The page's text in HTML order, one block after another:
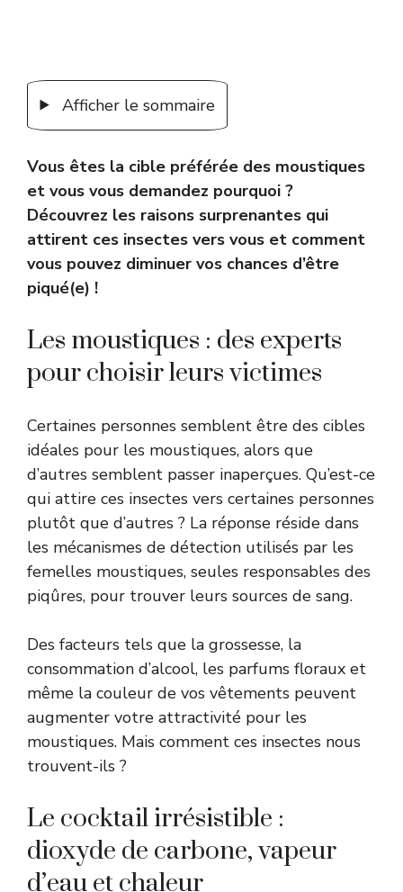
Afficher le sommaire
Vous êtes la cible préférée des moustiques
et vous vous demandez pourquoi ?
Découvrez les raisons surprenantes qui
attirent ces insectes vers vous et comment
vous pouvez diminuer vos chances d’être
piqué(e) !
Les moustiques : des experts
pour choisir leurs victimes
Certaines personnes semblent être des cibles
idéales pour les moustiques, alors que
d’autres semblent passer inaperçues. Qu’est-ce
qui attire ces insectes vers certaines personnes
plutôt que d’autres ? La réponse réside dans
les mécanismes de détection utilisés par les
femelles moustiques, seules responsables des
piqûres, pour trouver leurs sources de sang.
Des facteurs tels que la grossesse, la
consommation d’alcool, les parfums floraux et
même la couleur de vos vêtements peuvent
augmenter votre attractivité pour les
moustiques. Mais comment ces insectes nous
trouvent-ils ?
Le cocktail irrésistible :
dioxyde de carbone, vapeur
d’eau et chaleur